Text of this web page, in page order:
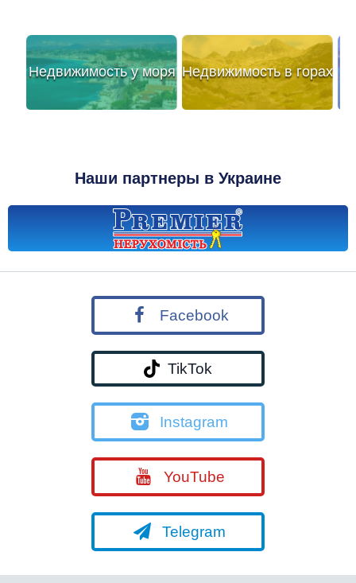
Недвижимость у моря Недвижимость в горах
Наши партнеры в Украине
Facebook
TikTok
Instagram
YouTube
Telegram